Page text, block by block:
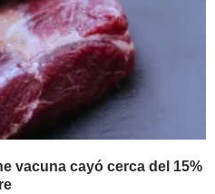
vacuna cayó cerca del 15%